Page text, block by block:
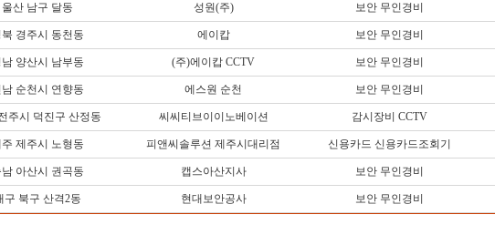
울산 남구 달동 성원(주) 보안 무인경비
경주시 동천동 에이캅 보안 무인경비
양산시 남부동 (주)에이캅 CCTV 보안 무인경비
순천시 연향동 에스원 순천 보안 무인경비
주시 덕진구 산정동 씨씨티브이이노베이션 감시장비 CCTV
제주시 노형동 피앤씨솔루션 제주시대리점 신용카드 신용카드조회기
아산시 권곡동 캡스아산지사 보안 무인경비
구 북구 산격2동 현대보안공사 보안 무인경비